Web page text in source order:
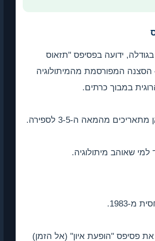
ידועה בפסיפס "תזאוס
המפורסמת מהמיתולוגיה
במבוך כרתים.
מהמאה ה-3-5 לספירה.
שאוהב מיתולוגיה.
פסיפס "הופעת איון" (אל הזמן)